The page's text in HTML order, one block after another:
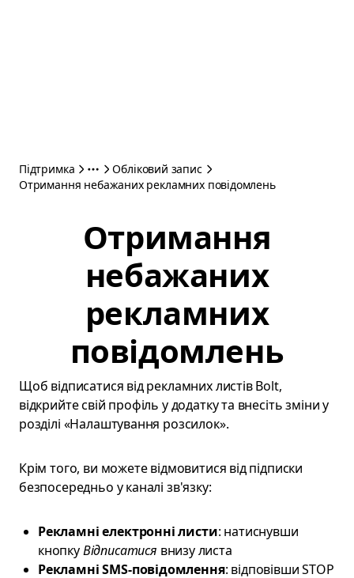
Підтримка
Обліковий запис
Отримання небажаних рекламних повідомлень
Отримання
небажаних
рекламних
повідомлень
Щоб відписатися від рекламних листів Bolt,
відкрийте свій профіль у додатку та внесіть зміни у
розділі «Налаштування розсилок».
Крім того, ви можете відмовитися від підписки
безпосередньо у каналі зв'язку:
Рекламні електронні листи: натиснувши
кнопкуВідписатися внизу листа
Рекламні SMS-повідомлення: відповівши STOP